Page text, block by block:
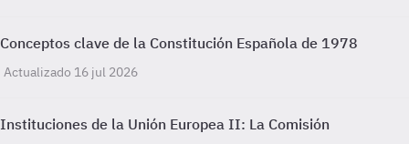
Conceptos clave de la Constitución Española de 1978
Actualizado 16 jul 2026
Instituciones de la Unión Europea II: La Comisión